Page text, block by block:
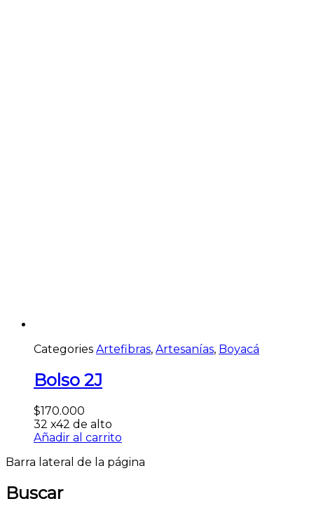
Categories Artefibras, Artesanías, Boyacá
Bolso 2J
$170.000
32 x42 de alto
Añadir al carrito
Barra lateral de la página
Buscar